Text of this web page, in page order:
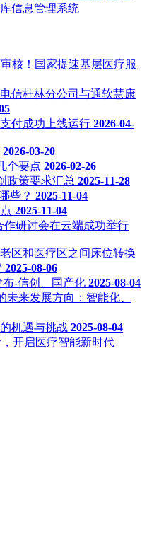
信息管理系统
核！国家提速基层医疗服
信桂林分公司与通软慧康
付成功上线运行 2026-04-
2026-03-20
个要点 2026-02-26
政策要求汇总 2025-11-28
些？ 2025-11-04
2025-11-04
研讨会在云端成功举行
区和医疗区之间床位转换
2025-08-06
-信创、国产化 2025-08-04
未来发展方向：智能化、
机遇与挑战 2025-08-04
开启医疗智能新时代